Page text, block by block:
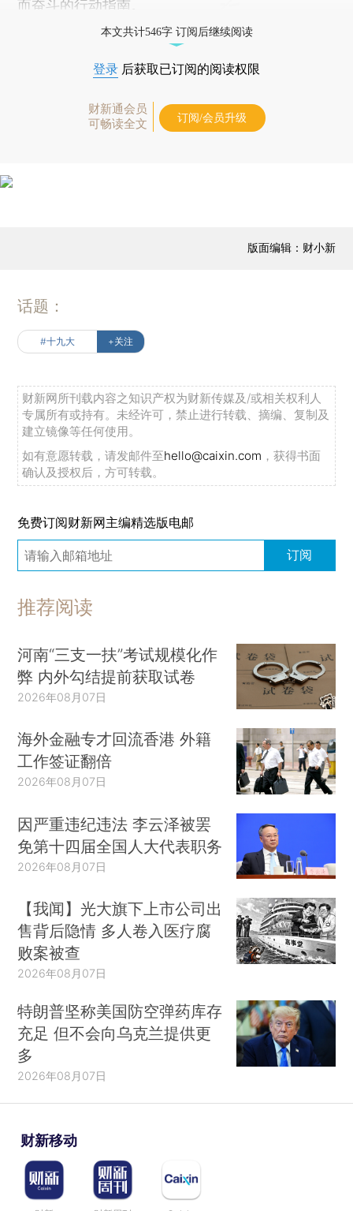
而奋斗的行动指南。
本文共计546字 订阅后继续阅读
登录 后获取已订阅的阅读权限
财新通会员
可畅读全文
订阅/会员升级
版面编辑：财小新
话题：
#十九大 +关注
财新网所刊载内容之知识产权为财新传媒及/或相关权利人
专属所有或持有。未经许可，禁止进行转载、摘编、复制及
建立镜像等任何使用。
如有意愿转载，请发邮件至hello@caixin.com ，获得书面
确认及授权后，方可转载。
免费订阅财新网主编精选版电邮
订阅
推荐阅读
河南“三支一扶”考试规模化作
弊 内外勾结提前获取试卷
2026年08月07日
海外金融专才回流香港 外籍
工作签证翻倍
2026年08月07日
因严重违纪违法 李云泽被罢
免第十四届全国人大代表职务
2026年08月07日
【我闻】光大旗下上市公司出
售背后隐情 多人卷入医疗腐
败案被查
2026年08月07日
特朗普坚称美国防空弹药库存
充足 但不会向乌克兰提供更
多
2026年08月07日
财新移动